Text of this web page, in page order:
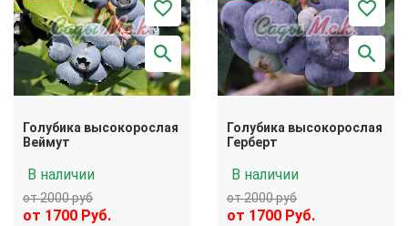
Голубика высокорослая
Веймут
В наличии
от 2000 руб
от 1700 Руб.
Голубика высокорослая
Герберт
В наличии
от 2000 руб
от 1700 Руб.